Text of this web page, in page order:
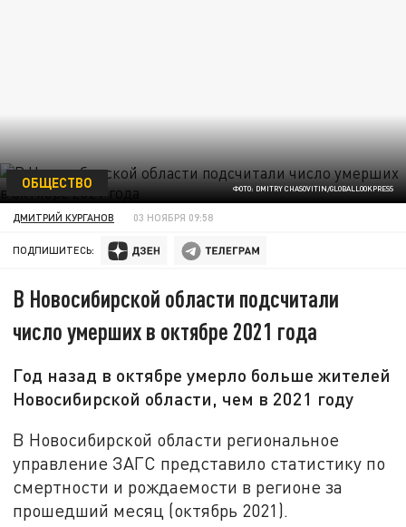
ФОТО: DMITRY CHASOVITIN/GLOBALLOOKPRESS
ОБЩЕСТВО
ДМИТРИЙ КУРГАНОВ 03 НОЯБРЯ 09:58
ПОДПИШИТЕСЬ:
В Новосибирской области подсчитали
число умерших в октябре 2021 года
Год назад в октябре умерло больше жителей
Новосибирской области, чем в 2021 году
В Новосибирской области региональное
управление ЗАГС представило статистику по
смертности и рождаемости в регионе за
прошедший месяц (октябрь 2021).